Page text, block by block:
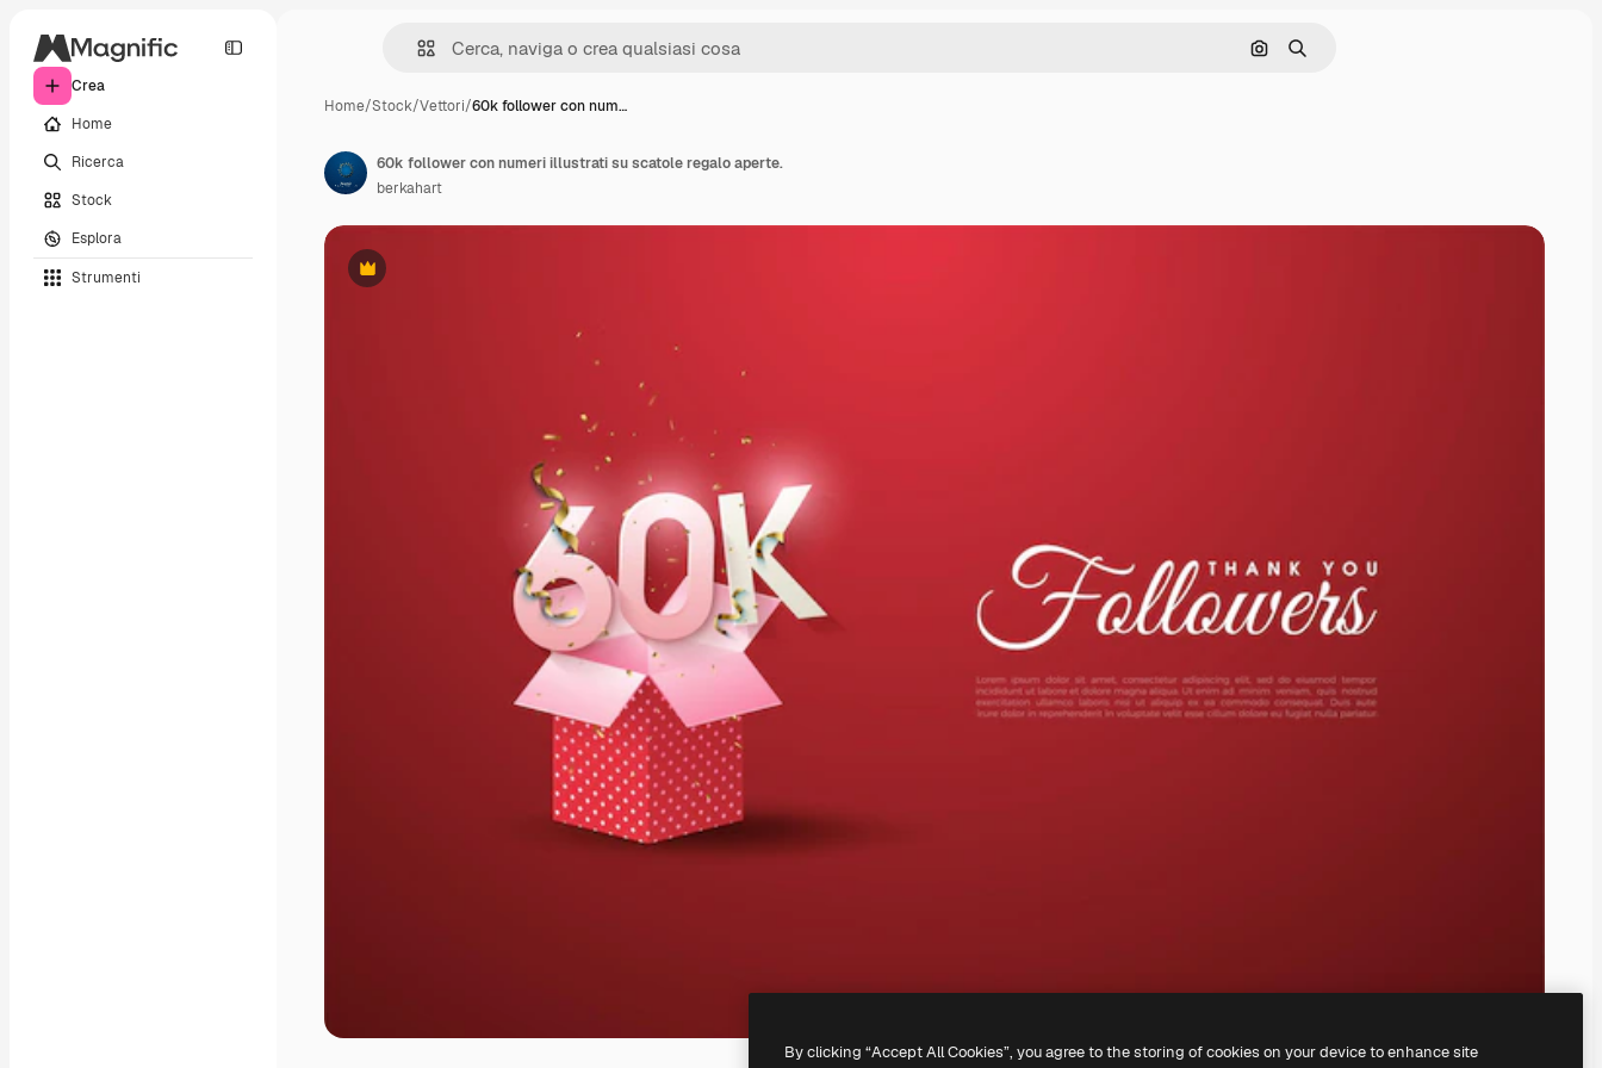
Crea
Home
Ricerca
Stock
Esplora
Strumenti
Cerca per immagine
Ricerca
Home/Stock/Vettori/60k follower con num…
Premium
60k follower con numeri illustrati su scatole regalo aperte.
berkahart
By clicking “Accept All Cookies”, you agree to the storing of cookies on your device to enhance site